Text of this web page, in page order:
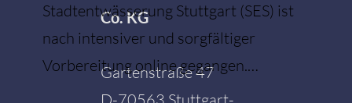
mobile
Zukunft
Stadtentwässerung Stuttgart (SES) ist
nach intensiver und sorgfältiger
Vorbereitung online gegangen.…
Co. KG
Gartenstraße 47